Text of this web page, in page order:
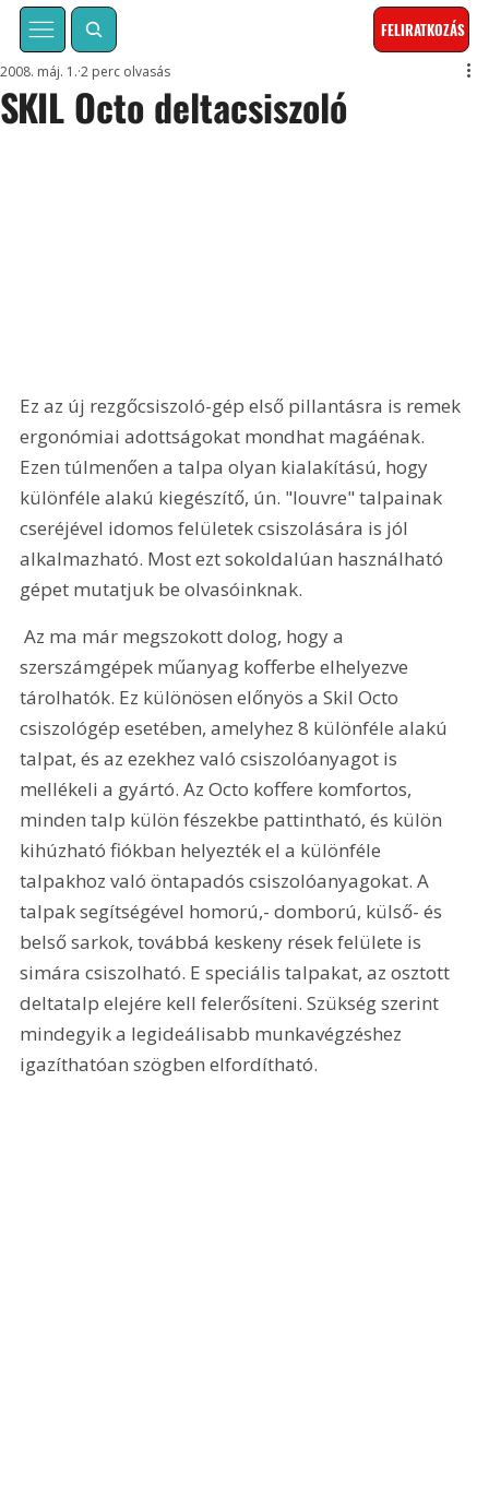
FELIRATKOZÁS
SKIL Octo deltacsiszoló
2008. máj. 1. 2 perc olvasás
Ez az új rezgőcsiszoló-gép első pillantásra is remek
ergonómiai adottságokat mondhat magáénak.
Ezen túlmenően a talpa olyan kialakítású, hogy
különféle alakú kiegészítő, ún. "louvre" talpainak
cseréjével idomos felületek csiszolására is jól
alkalmazható. Most ezt sokoldalúan használható
gépet mutatjuk be olvasóinknak.
Az ma már megszokott dolog, hogy a
szerszámgépek műanyag kofferbe elhelyezve
tárolhatók. Ez különösen előnyös a Skil Octo
csiszológép esetében, amelyhez 8 különféle alakú
talpat, és az ezekhez való csiszolóanyagot is
mellékeli a gyártó. Az Octo koffere komfortos,
minden talp külön fészekbe pattintható, és külön
kihúzható fiókban helyezték el a különféle
talpakhoz való öntapadós csiszolóanyagokat. A
talpak segítségével homorú,- domború, külső- és
belső sarkok, továbbá keskeny rések felülete is
simára csiszolható. E speciális talpakat, az osztott
deltatalp elejére kell felerősíteni. Szükség szerint
mindegyik a legideálisabb munkavégzéshez
igazíthatóan szögben elfordítható.